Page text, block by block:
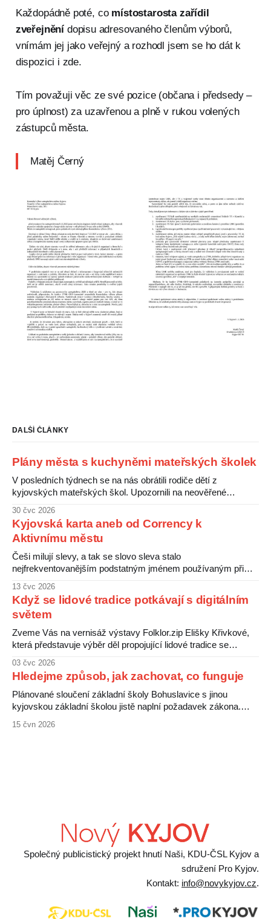
Každopádně poté, co místostarosta zařídil
zveřejnění dopisu adresovaného členům výborů,
vnímám jej jako veřejný a rozhodl jsem se ho dát k
dispozici i zde.
Tím považuji věc ze své pozice (občana i předsedy –
pro úplnost) za uzavřenou a plně v rukou volených
zástupců města.
Matěj Černý
DALŠÍ ČLÁNKY
Plány města s kuchyněmi mateřských školek
V posledních týdnech se na nás obrátili rodiče dětí z
kyjovských mateřských škol. Upozornili na neověřené
Rodiče s tímto plánem nesouhlasí a obávají se zhoršení
30 čvc 2026
Kyjovská karta aneb od Corrency k
Aktivnímu městu
Češi milují slevy, a tak se slovo sleva stalo
nejfrekventovanějším podstatným jménem používaným při
zaměstnavatele a ti nejšťastnější Kyjovskou kartu od
komunálních politiků. Že karty jsou čertovy obrázky, ukazuje
následující srovnání. Obchodníci si
13 čvc 2026
Když se lidové tradice potkávají s digitálním
světem
Zveme Vás na vernisáž výstavy Folklor.zip Elišky Křivkové,
která představuje výběr děl propojující lidové tradice se
jako uzavřená minulost, ale jako živý a proměnlivý jazyk, jenž
nachází nové podoby prostřednictvím digitální grafiky. Výstava
ukazuje, jak se tradice v době internetu a sociálních
03 čvc 2026
Hledejme způsob, jak zachovat, co funguje
Plánované sloučení základní školy Bohuslavice s jinou
kyjovskou základní školou jistě naplní požadavek zákona.
15 čvn 2026
Společný publicistický projekt hnutí Naši, KDU-ČSL Kyjov a
sdružení Pro Kyjov.
Kontakt: info@novykyjov.cz.